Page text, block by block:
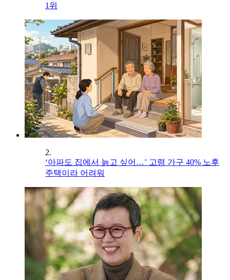
1위
2.
‘아파도 집에서 늙고 싶어…’ 고령 가구 40% 노후
주택이라 어려워